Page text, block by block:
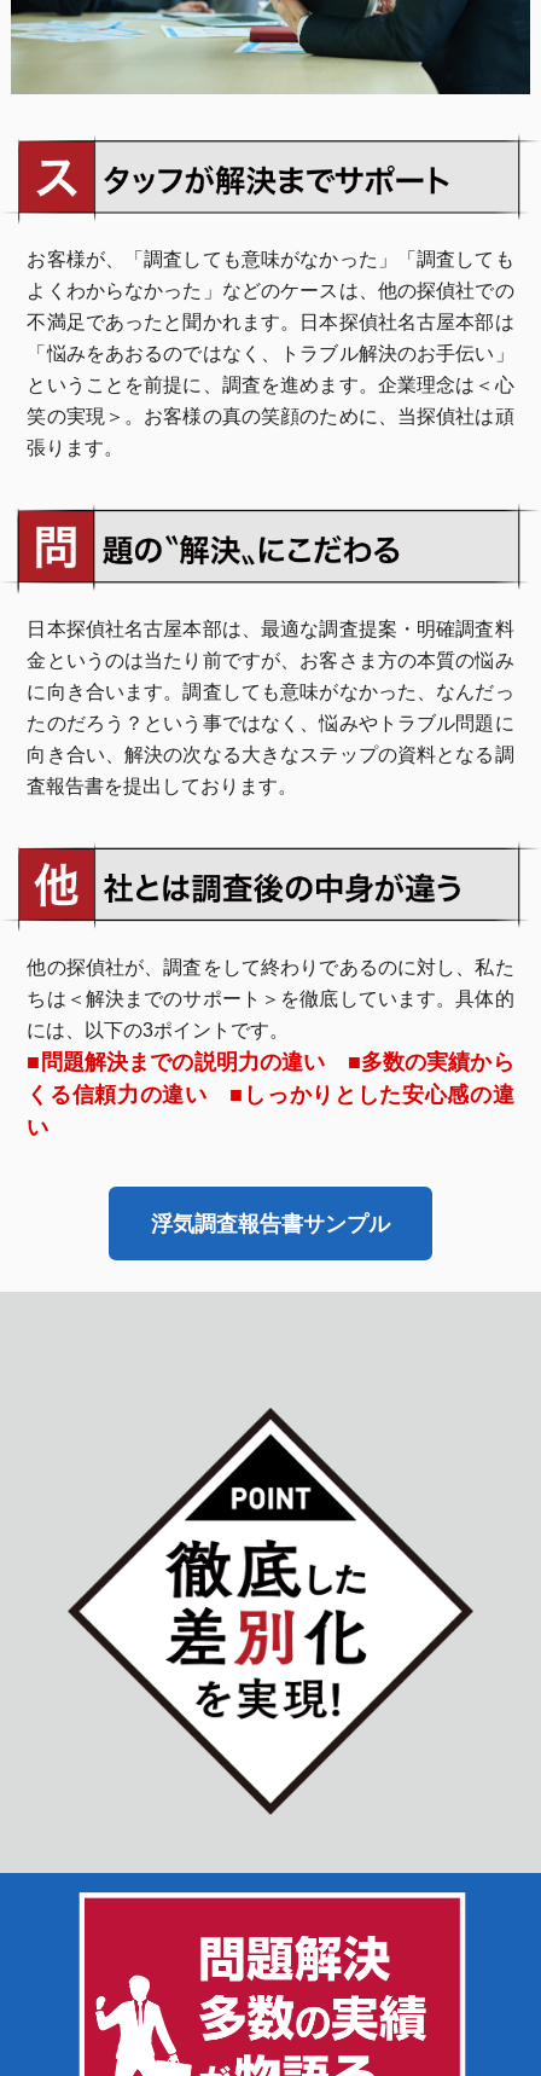
お客様が、「調査しても意味がなかった」「調査しても
よくわからなかった」などのケースは、他の探偵社での
不満足であったと聞かれます。日本探偵社名古屋本部は
「悩みをあおるのではなく、トラブル解決のお手伝い」
ということを前提に、調査を進めます。企業理念は＜心
笑の実現＞。お客様の真の笑顔のために、当探偵社は頑
張ります。
日本探偵社名古屋本部は、最適な調査提案・明確調査料
金というのは当たり前ですが、お客さま方の本質の悩み
に向き合います。調査しても意味がなかった、なんだっ
たのだろう？という事ではなく、悩みやトラブル問題に
向き合い、解決の次なる大きなステップの資料となる調
査報告書を提出しております。
他の探偵社が、調査をして終わりであるのに対し、私た
ちは＜解決までのサポート＞を徹底しています。具体的
には、以下の3ポイントです。
■問題解決までの説明力の違い ■多数の実績から
くる信頼力の違い ■しっかりとした安心感の違
い
浮気調査報告書サンプル